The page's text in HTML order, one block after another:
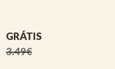
GRÁTIS
3.49€